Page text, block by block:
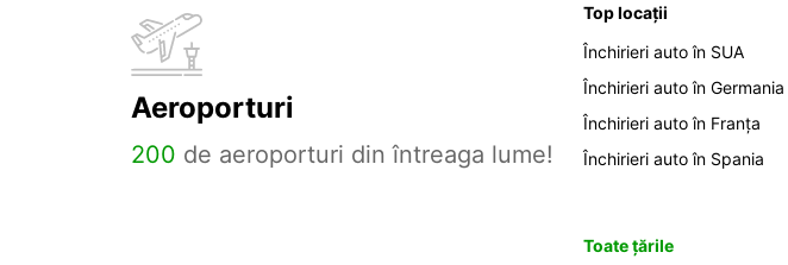
Aeroporturi
200 de aeroporturi din întreaga lume!
Top locații
Închirieri auto în SUA
Închirieri auto în Germania
Închirieri auto în Franța
Închirieri auto în Spania
Toate țările